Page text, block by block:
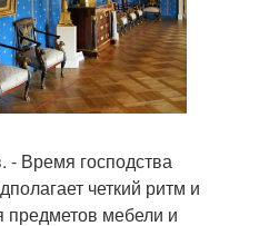
- Время господства
четкий ритм и
мебели и